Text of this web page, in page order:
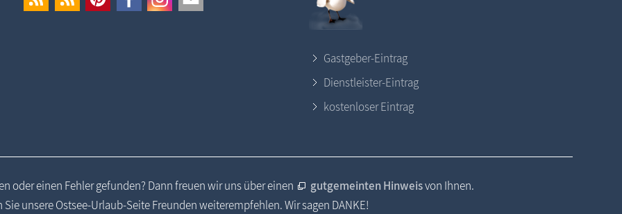
Gastgeber-Eintrag
Dienstleister-Eintrag
kostenloser Eintrag
oder einen Fehler gefunden? Dann freuen wir uns über einen gutgemeinten Hinweisvon Ihnen.
Sie unsere Ostsee-Urlaub-Seite Freunden weiterempfehlen. Wir sagen DANKE!